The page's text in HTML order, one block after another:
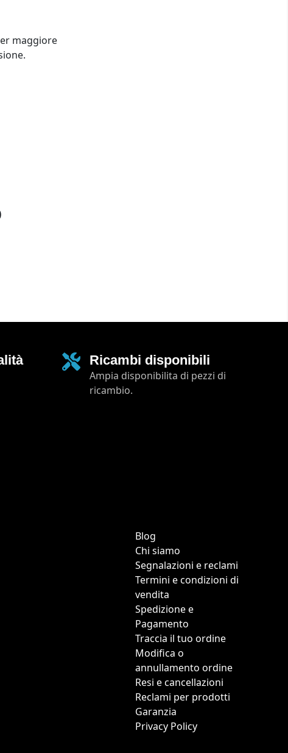
maggiore
Ricambi disponibili
Ampia disponibilita di pezzi di
ricambio.
Blog
Chi siamo
Segnalazioni e reclami
Termini e condizioni di
vendita
Spedizione e
Pagamento
Traccia il tuo ordine
Modifica o
annullamento ordine
Resi e cancellazioni
Reclami per prodotti
Garanzia
Privacy Policy